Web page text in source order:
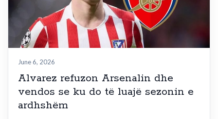
June 6, 2026
Alvarez refuzon Arsenalin dhe
vendos se ku do të luajë sezonin e
ardhshëm